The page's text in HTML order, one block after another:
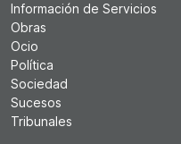
Información de Servicios
Obras
Ocio
Política
Sociedad
Sucesos
Tribunales